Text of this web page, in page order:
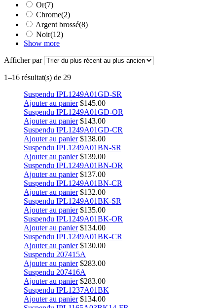
Or(7)
Chrome(2)
Argent brossé(8)
Noir(12)
Show more
Afficher par
1–16 résultat(s) de 29
Suspendu IPL1249A01GD-SR
Ajouter au panier $145.00
Suspendu IPL1249A01GD-OR
Ajouter au panier $143.00
Suspendu IPL1249A01GD-CR
Ajouter au panier $138.00
Suspendu IPL1249A01BN-SR
Ajouter au panier $139.00
Suspendu IPL1249A01BN-OR
Ajouter au panier $137.00
Suspendu IPL1249A01BN-CR
Ajouter au panier $132.00
Suspendu IPL1249A01BK-SR
Ajouter au panier $135.00
Suspendu IPL1249A01BK-OR
Ajouter au panier $134.00
Suspendu IPL1249A01BK-CR
Ajouter au panier $130.00
Suspendu 207415A
Ajouter au panier $283.00
Suspendu 207416A
Ajouter au panier $283.00
Suspendu IPL1237A01BK
Ajouter au panier $134.00